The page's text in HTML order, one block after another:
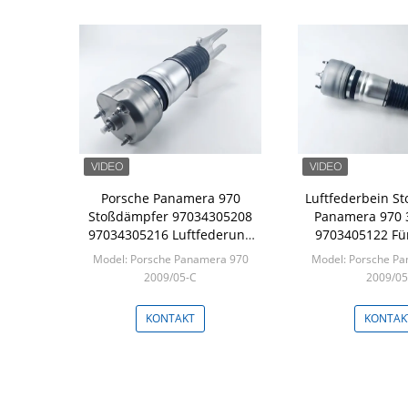
Porsche Panamera 970
Stoßdämpfer 97034305208
97034305216 Luftfederung
Stoßstütze Vorder-Rechts
Model: Porsche Panamera 970
2009/05-C
KONTAKT
Luftfederbein
Panamera 970
9703405122
Panamera 970
Model: Porsche
2009/